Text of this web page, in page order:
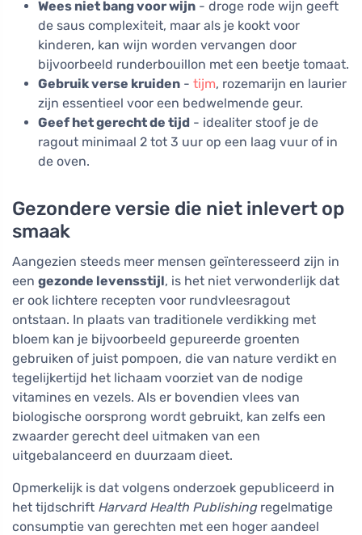
Wees niet bang voor wijn - droge rode wijn geeft
de saus complexiteit, maar als je kookt voor
kinderen, kan wijn worden vervangen door
bijvoorbeeld runderbouillon met een beetje tomaat.
Gebruik verse kruiden - tijm, rozemarijn en laurier
zijn essentieel voor een bedwelmende geur.
Geef het gerecht de tijd - idealiter stoof je de
ragout minimaal 2 tot 3 uur op een laag vuur of in
de oven.
Gezondere versie die niet inlevert op
smaak
Aangezien steeds meer mensen geïnteresseerd zijn in
een gezonde levensstijl, is het niet verwonderlijk dat
er ook lichtere recepten voor rundvleesragout
ontstaan. In plaats van traditionele verdikking met
bloem kan je bijvoorbeeld gepureerde groenten
gebruiken of juist pompoen, die van nature verdikt en
tegelijkertijd het lichaam voorziet van de nodige
vitamines en vezels. Als er bovendien vlees van
biologische oorsprong wordt gebruikt, kan zelfs een
zwaarder gerecht deel uitmaken van een
uitgebalanceerd en duurzaam dieet.
Opmerkelijk is dat volgens onderzoek gepubliceerd in
het tijdschrift Harvard Health Publishingregelmatige
consumptie van gerechten met een hoger aandeel